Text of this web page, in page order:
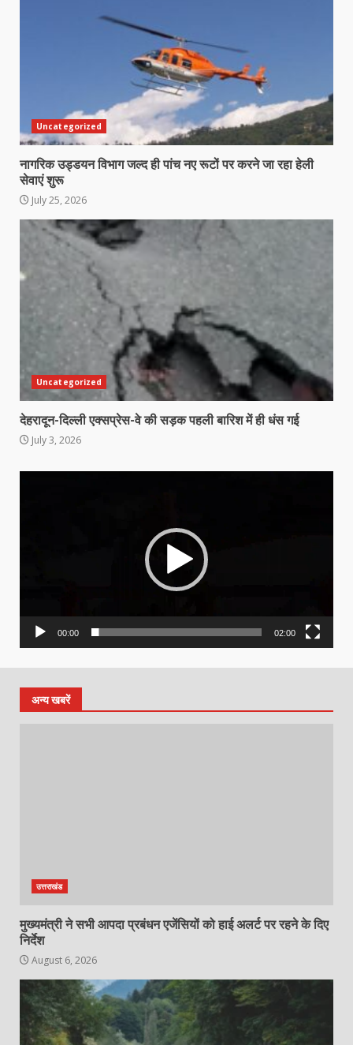
Uncategorized
नागरिक उड्डयन विभाग जल्द ही पांच नए रूटों पर करने जा रहा हेली
सेवाएं शुरू
July 25, 2026
Uncategorized
देहरादून-दिल्ली एक्सप्रेस-वे की सड़क पहली बारिश में ही धंस गई
July 3, 2026
00:00 02:00
अन्य खबरें
उत्तराखंड
मुख्यमंत्री ने सभी आपदा प्रबंधन एजेंसियों को हाई अलर्ट पर रहने के दिए
निर्देश
August 6, 2026